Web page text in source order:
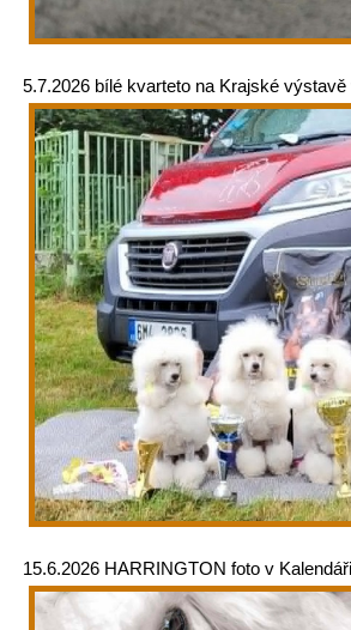
5.7.2026 bílé kvarteto na Krajské
15.6.2026 HARRINGTON foto v